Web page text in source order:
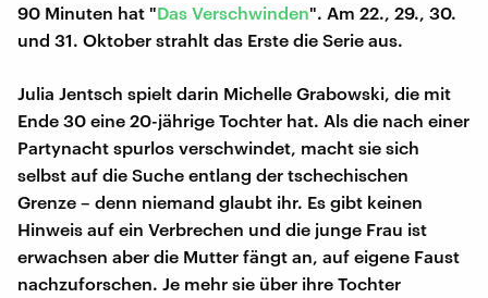
90 Minuten hat "Das Verschwinden". Am 22., 29., 30.
und 31. Oktober strahlt das Erste die Serie aus.
Julia Jentsch spielt darin Michelle Grabowski, die mit
Ende 30 eine 20-jährige Tochter hat. Als die nach einer
Partynacht spurlos verschwindet, macht sie sich
selbst auf die Suche entlang der tschechischen
Grenze – denn niemand glaubt ihr. Es gibt keinen
Hinweis auf ein Verbrechen und die junge Frau ist
erwachsen aber die Mutter fängt an, auf eigene Faust
nachzuforschen. Je mehr sie über ihre Tochter